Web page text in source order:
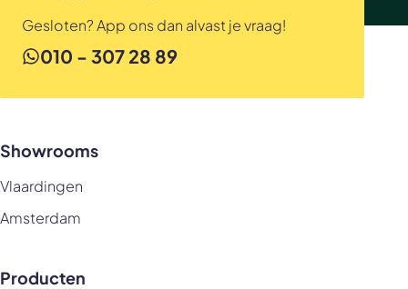
Gesloten? App ons dan alvast je vraag!
010 - 307 28 89
Showrooms
Vlaardingen
Amsterdam
Producten